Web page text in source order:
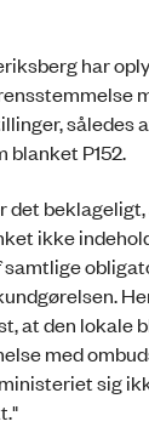
har
således
blanket P152.
ikke
at den lokale
med
sig